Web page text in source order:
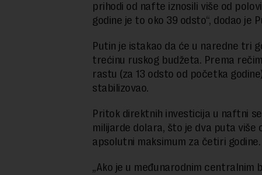
prihodi od nafte iznosili više od
godine je to oko 39 odsto“, dodao je
Putin je istakao da će u naredne tri
trećinu ruskog budžeta. Prema
rastu (za 13 odsto od početka
stabilizovao.
Pritok direktnih investicija u naftni
milijarde dolara, što je dva puta više
apsolutni maksimum za četiri godine.
„Ako je u međunarodnim centralnim